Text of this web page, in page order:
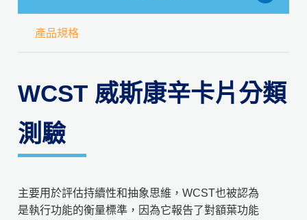
產品規格
WCST 威斯康辛卡片分類
測驗
主要用於評估持續性和抽象思維，WCST也被認為
是執行功能的衡量標準，因為它報告了對額葉功能